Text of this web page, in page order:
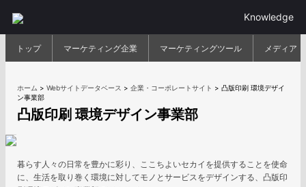
Knowledge
トップ マーケティング企業 マーケティングツール メディア
ホーム >Webサイトデータベース >企業・コーポレートサイト >凸版印刷 環境デザイ
ン事業部
凸版印刷 環境デザイン事業部
暮らす人々の日常を豊かに彩り、ここちよいセカイを提供することを使命
に、生活を取り巻く環境に対してモノとサービスをデザインする、凸版印